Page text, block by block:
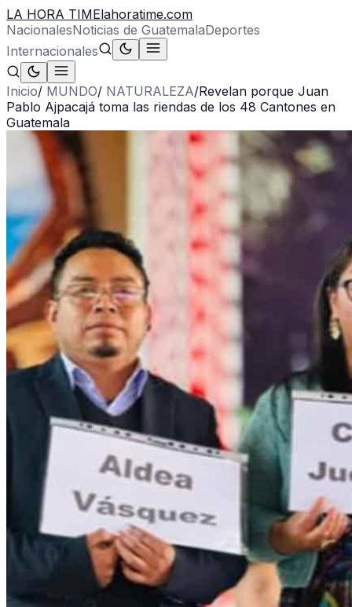
LA HORA TIMElahoratime.com
NacionalesNoticias de GuatemalaDeportes
Internacionales
Inicio/ MUNDO/ NATURALEZA/Revelan porque Juan
Pablo Ajpacajá toma las riendas de los 48 Cantones en
Guatemala